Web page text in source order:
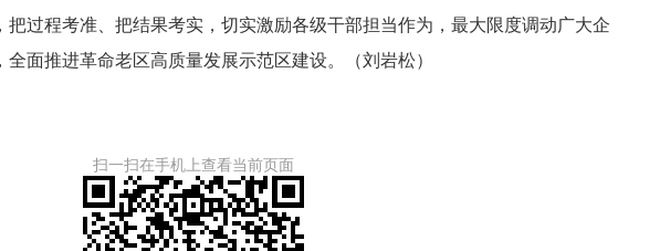
过程考准、把结果考实，切实激励各级干部担当作为，最大限度调动广大企
面推进革命老区高质量发展示范区建设。（刘岩松）
扫一扫在手机上查看当前页面